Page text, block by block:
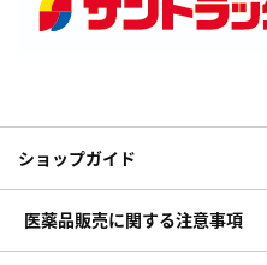
ショップガイド
医薬品販売に関する注意事項